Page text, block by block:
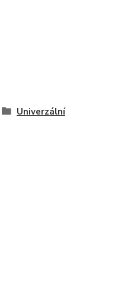
Univerzální